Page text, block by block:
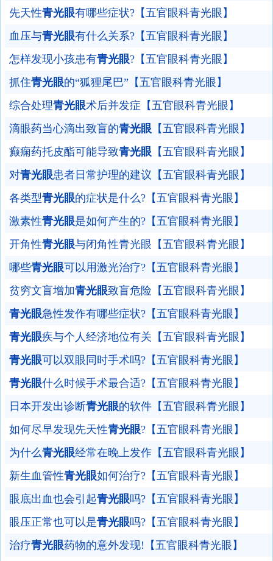
先天性青光眼有哪些症状?【五官眼科青光眼】
血压与青光眼有什么关系?【五官眼科青光眼】
怎样发现小孩患有青光眼?【五官眼科青光眼】
抓住青光眼的“狐狸尾巴”【五官眼科青光眼】
综合处理青光眼术后并发症【五官眼科青光眼】
滴眼药当心滴出致盲的青光眼 【五官眼科青光眼】
癫痫药托皮酯可能导致青光眼 【五官眼科青光眼】
对青光眼患者日常护理的建议【五官眼科青光眼】
各类型青光眼的症状是什么?【五官眼科青光眼】
激素性青光眼是如何产生的?【五官眼科青光眼】
开角性青光眼与闭角性青光眼【五官眼科青光眼】
哪些青光眼可以用激光治疗?【五官眼科青光眼】
贫穷文盲增加青光眼致盲危险【五官眼科青光眼】
青光眼急性发作有哪些症状?【五官眼科青光眼】
青光眼疾与个人经济地位有关【五官眼科青光眼】
青光眼可以双眼同时手术吗?【五官眼科青光眼】
青光眼什么时候手术最合适?【五官眼科青光眼】
日本开发出诊断青光眼的软件【五官眼科青光眼】
如何尽早发现先天性青光眼?【五官眼科青光眼】
为什么青光眼经常在晚上发作【五官眼科青光眼】
新生血管性青光眼如何治疗?【五官眼科青光眼】
眼底出血也会引起青光眼吗?【五官眼科青光眼】
眼压正常也可以是青光眼吗?【五官眼科青光眼】
治疗青光眼药物的意外发现!【五官眼科青光眼】